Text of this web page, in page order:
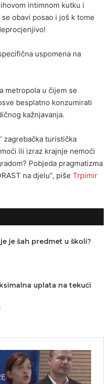
intimnom kutku i
obavi posao i još k tome
uspomena na
metropola u čijem se
besplatno konzumirati
kažnjavanja.
zagrebačka turistička
ili izraz krajnje nemoći
Pobjeda pragmatizma
na djelu”, piše Trpimir
je šah predmet u školi?
uplata na tekući